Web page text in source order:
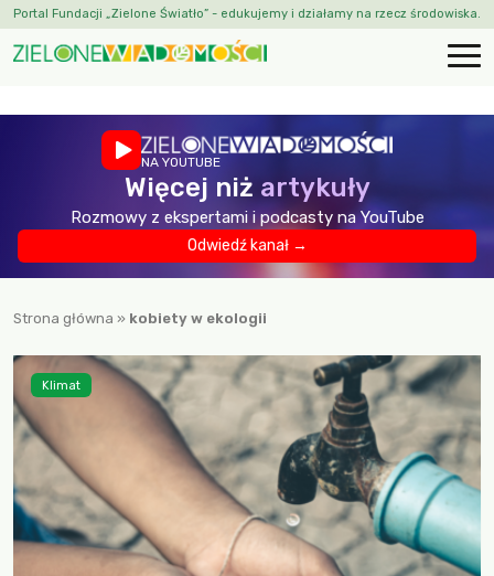
Portal Fundacji „Zielone Światło” - edukujemy i działamy na rzecz środowiska.
NA YOUTUBE
Więcej niż artykuły
Rozmowy z ekspertami i podcasty na YouTube
Odwiedź kanał →
Strona główna » kobiety w ekologii
Klimat